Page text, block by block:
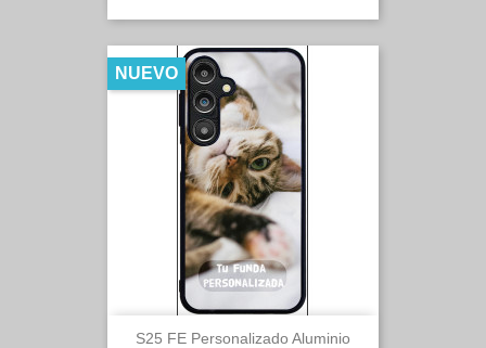
S25 FE Personalizado Aluminio
NUEVO